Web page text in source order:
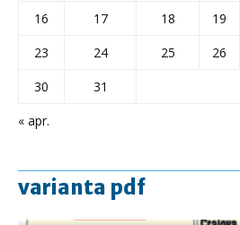
« apr.
16
17 18 19
23
24 25 26
30
31
varianta pdf